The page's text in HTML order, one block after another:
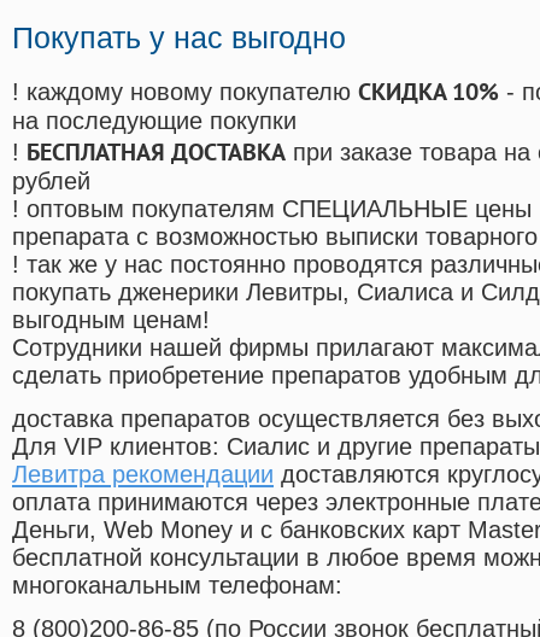
Покупать у нас выгодно
! каждому новому покупателю СКИДКА 10% -
на последующие покупки
! БЕСПЛАТНАЯ ДОСТАВКА при заказе товара
рублей
! оптовым покупателям СПЕЦИАЛЬНЫЕ цены
препарата с возможностью выписки
! так же у нас постоянно проводятся
покупать дженерики Левитры, Сиалиса и
выгодным ценам!
Cотрудники нашей фирмы прилагают
сделать приобретение препаратов удобным
доставка препаратов осуществляется без
Для VIP клиентов: Сиалис и другие
Левитра рекомендации доставляются
оплата принимаются через электронные
Деньги, Web Money и с банковских карт
бесплатной консультации в любое время
многоканальным телефонам:
8 (800)200-86-85 (по России звонок